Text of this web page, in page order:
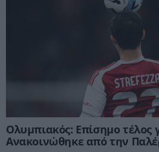
Ολυμπιακός: Επίσημο τέλος
Ανακοινώθηκε από την